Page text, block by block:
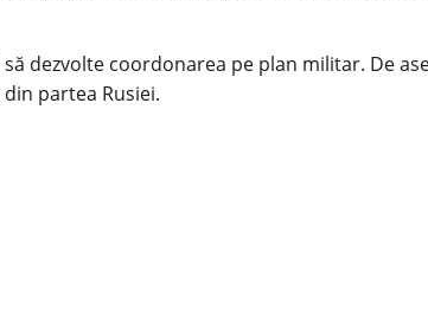
dezvolte coordonarea pe plan militar. De
partea Rusiei.